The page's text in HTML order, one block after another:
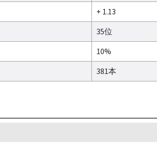
+ 1.13
35位
10%
381本